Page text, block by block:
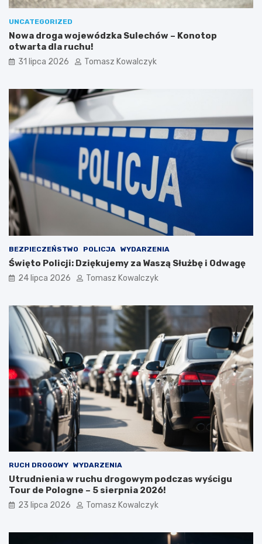
UNCATEGORIZED
Nowa droga wojewódzka Sulechów – Konotop
otwarta dla ruchu!
31 lipca 2026 Tomasz Kowalczyk
BEZPIECZEŃSTWO POLICJA WYDARZENIA
Święto Policji: Dziękujemy za Waszą Służbę i Odwagę
24 lipca 2026 Tomasz Kowalczyk
RUCH DROGOWY WYDARZENIA
Utrudnienia w ruchu drogowym podczas wyścigu
Tour de Pologne – 5 sierpnia 2026!
23 lipca 2026 Tomasz Kowalczyk